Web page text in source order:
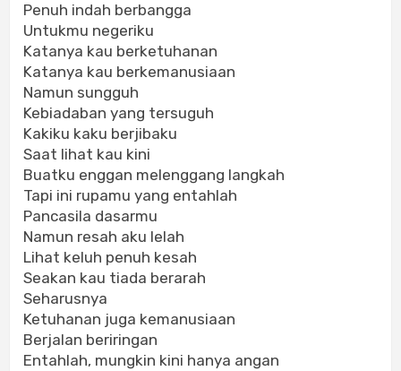
Penuh indah berbangga
Untukmu negeriku
Katanya kau berketuhanan
Katanya kau berkemanusiaan
Namun sungguh
Kebiadaban yang tersuguh
Kakiku kaku berjibaku
Saat lihat kau kini
Buatku enggan melenggang langkah
Tapi ini rupamu yang entahlah
Pancasila dasarmu
Namun resah aku lelah
Lihat keluh penuh kesah
Seakan kau tiada berarah
Seharusnya
Ketuhanan juga kemanusiaan
Berjalan beriringan
Entahlah, mungkin kini hanya angan